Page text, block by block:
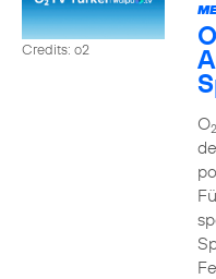
Credits: o2 O
O2